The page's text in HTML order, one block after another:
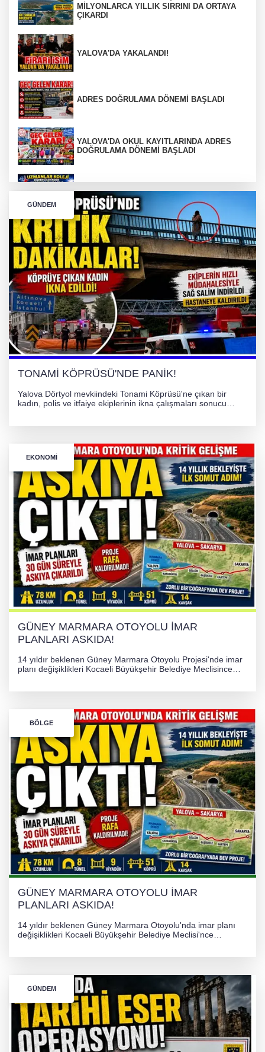
MİLYONLARCA YILLIK SIRRINI DA ORTAYA
ÇIKARDI
YALOVA'DA YAKALANDI!
ADRES DOĞRULAMA DÖNEMİ BAŞLADI
YALOVA'DA OKUL KAYITLARINDA ADRES
DOĞRULAMA DÖNEMİ BAŞLADI
Başarı
Tırın kupası dorseden ayrıldı
Bursa’da Orhangazi Tüneli’nde feci kaza:
İHRACAT REKORU VAR, PEKİ EMEĞİN
KARŞILIĞI NEREDE?
GÜNDEM
TONAMİ KÖPRÜSÜ'NDE PANİK!
Yalova Dörtyol mevkiindeki Tonami Köprüsü'ne çıkan bir
kadın, polis ve itfaiye ekiplerinin ikna çalışmaları sonucu
EKONOMI
GÜNEY MARMARA OTOYOLU İMAR
PLANLARI ASKIDA!
14 yıldır beklenen Güney Marmara Otoyolu Projesi'nde imar
planı değişiklikleri Kocaeli Büyükşehir Belediye Meclisince
BÖLGE
GÜNEY MARMARA OTOYOLU İMAR
PLANLARI ASKIDA!
14 yıldır beklenen Güney Marmara Otoyolu'nda imar planı
değişiklikleri Kocaeli Büyükşehir Belediye Meclisi'nce
GÜNDEM